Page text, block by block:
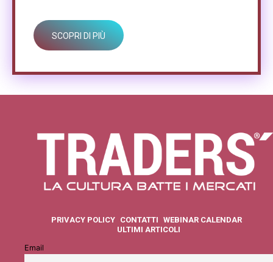
SCOPRI DI PIÙ
PRIVACY POLICY CONTATTI WEBINAR CALENDAR
ULTIMI ARTICOLI
Email